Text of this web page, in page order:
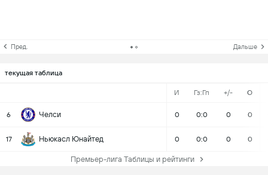
Пред. Дальше
текущая таблица
И Гз:Гп +/- О
6 Челси 0 0:0 0 0
17 Ньюкасл Юнайтед 0 0:0 0 0
Премьер-лига Таблицы и рейтинги